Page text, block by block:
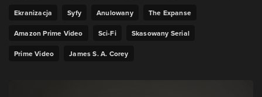
Ekranizacja
Syfy Anulowany
The Expanse
Amazon Prime Video
Sci-Fi
Skasowany Serial
Prime Video
James S. A. Corey